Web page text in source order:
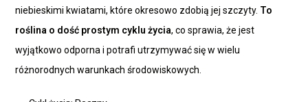
niebieskimi kwiatami, które okresowo zdobią jej szczyty. To
roślina o dość prostym cyklu życia, co sprawia, że jest
wyjątkowo odporna i potrafi utrzymywać się w wielu
różnorodnych warunkach środowiskowych.